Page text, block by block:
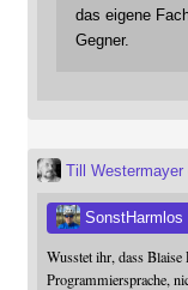
das eigene
Gegner.
Till Westermayer
SonstHarmlos
Wusstet ihr, dass Blaise
Programmiersprache,